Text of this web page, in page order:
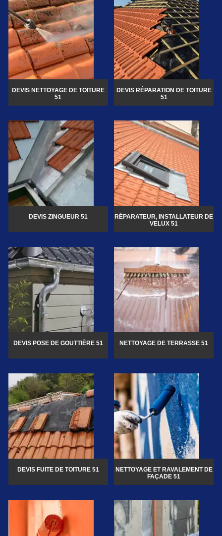
DEVIS NETTOYAGE DE TOITURE
51
DEVIS RÉPARATION DE TOITURE
51
DEVIS ZINGUEUR 51
RÉPARATEUR, INSTALLATEUR DE
VELUX 51
DEVIS POSE DE GOUTTIÈRE 51 NETTOYAGE DE TERRASSE 51
DEVIS FUITE DE TOITURE 51
NETTOYAGE ET RAVALEMENT DE
FAÇADE 51